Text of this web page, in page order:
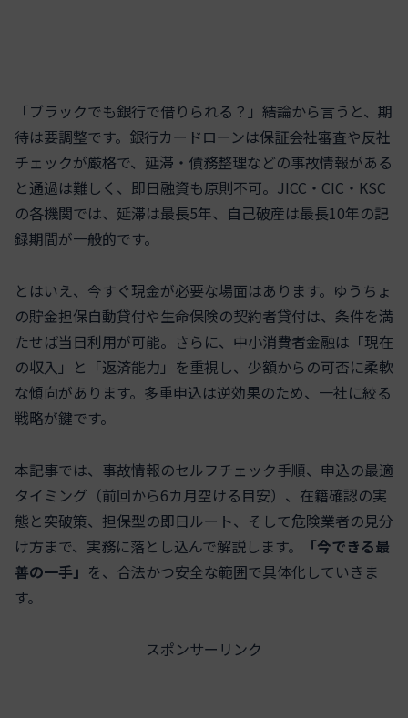
「ブラックでも銀行で借りられる？」――結論から言うと、期
待は要調整です。銀行カードローンは保証会社審査や反社
チェックが厳格で、延滞・債務整理などの事故情報がある
と通過は難しく、即日融資も原則不可。JICC・CIC・KSC
の各機関では、延滞は最長5年、自己破産は最長10年の記
録期間が一般的です。
とはいえ、今すぐ現金が必要な場面はあります。ゆうちょ
の貯金担保自動貸付や生命保険の契約者貸付は、条件を満
たせば当日利用が可能。さらに、中小消費者金融は「現在
の収入」と「返済能力」を重視し、少額からの可否に柔軟
な傾向があります。多重申込は逆効果のため、一社に絞る
戦略が鍵です。
本記事では、事故情報のセルフチェック手順、申込の最適
タイミング（前回から6カ月空ける目安）、在籍確認の実
態と突破策、担保型の即日ルート、そして危険業者の見分
け方まで、実務に落とし込んで解説します。
「今できる最
善の一手」 を、合法かつ安全な範囲で具体化していきま
す。
スポンサーリンク